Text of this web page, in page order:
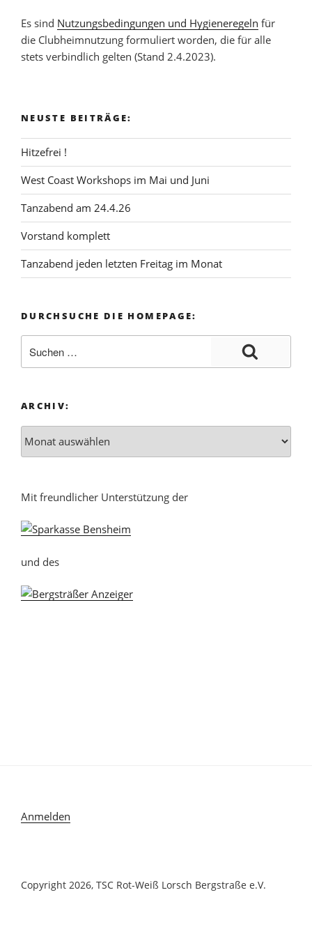
Es sind Nutzungsbedingungen und Hygieneregeln für
die Clubheimnutzung formuliert worden, die für alle
stets verbindlich gelten (Stand 2.4.2023).
NEUSTE BEITRÄGE:
Hitzefrei !
West Coast Workshops im Mai und Juni
Tanzabend am 24.4.26
Vorstand komplett
Tanzabend jeden letzten Freitag im Monat
DURCHSUCHE DIE HOMEPAGE:
ARCHIV:
Mit freundlicher Unterstützung der
und des
Anmelden
Copyright 2026, TSC Rot-Weiß Lorsch Bergstraße e.V.